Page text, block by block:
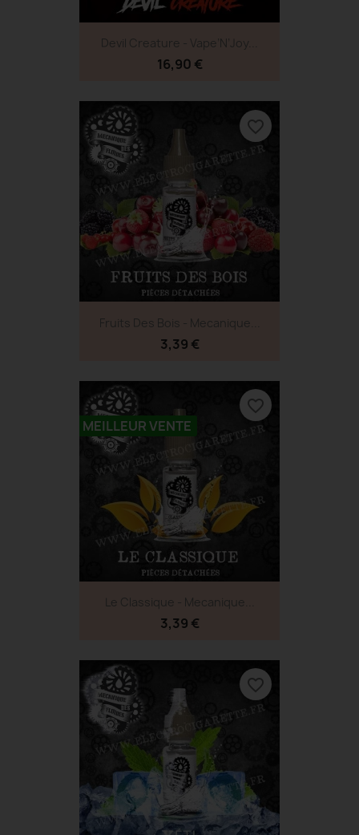
Devil Creature - Vape’N’Joy...
16,90 €
Fruits Des Bois - Mecanique...
3,39 €
favorite_border
Le Classique - Mecanique...
MEILLEUR VENTE
3,39 €
favorite_border
favorite_border